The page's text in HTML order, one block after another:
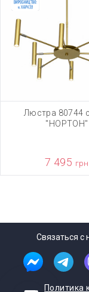
Люстра 80744
"НОРТОН"
7 495 грн
Связаться с
Политика